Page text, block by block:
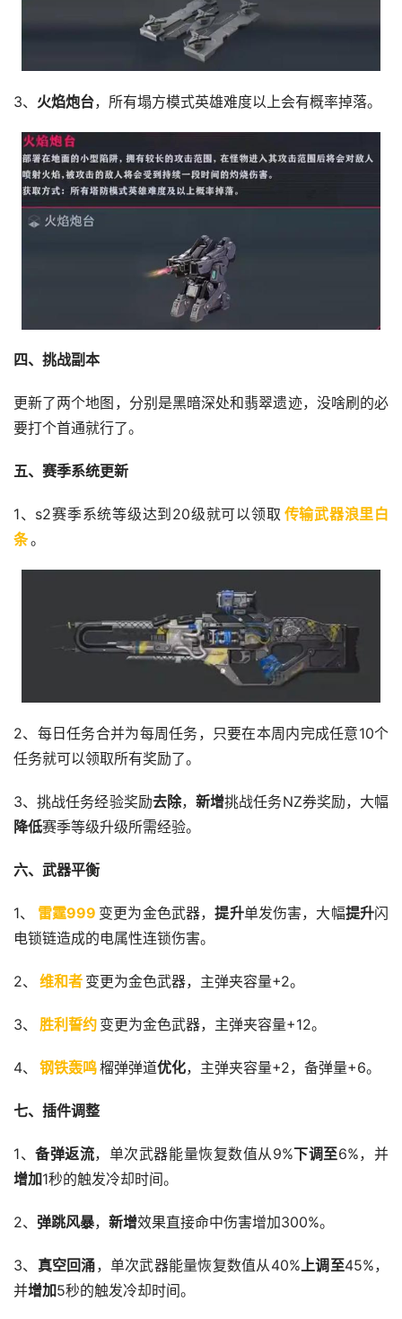
3、 火焰炮台，所有塌方模式英雄难度以上会有概率掉落。
四、挑战副本
更新了两个地图，分别是黑暗深处和翡翠遗迹，没啥刷的必
要打个首通就行了。
五、赛季系统更新
1、s2赛季系统等级达到20级就可以领取 传输武器浪里白
条。
2、每日任务合并为每周任务，只要在本周内完成任意10个
任务就可以领取所有奖励了。
3、挑战任务经验奖励去除，新增挑战任务NZ券奖励，大幅
降低赛季等级升级所需经验。
六、武器平衡
1、 雷霆999 变更为金色武器，提升单发伤害，大幅提升闪
电锁链造成的电属性连锁伤害。
2、 维和者 变更为金色武器，主弹夹容量+2。
3、 胜利誓约 变更为金色武器，主弹夹容量+12。
4、 钢铁轰鸣榴弹弹道优化，主弹夹容量+2，备弹量+6。
七、插件调整
1、备弹返流，单次武器能量恢复数值从9%下调至6%，并
增加1秒的触发冷却时间。
2、 弹跳风暴， 新增效果直接命中伤害增加300%。
3、 真空回涌，单次武器能量恢复数值从40%上调至45%，
并增加5秒的触发冷却时间。